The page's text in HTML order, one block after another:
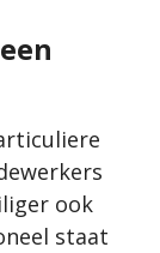
ook
staat